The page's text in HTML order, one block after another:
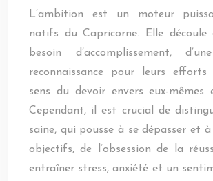
L’ambition est un moteur
natifs du Capricorne. Elle découle
besoin d’accomplissement,
reconnaissance pour leurs
sens du devoir envers eux-mêmes
Cependant, il est crucial de
saine, qui pousse à se dépasser et
objectifs, de l’obsession de la
entraîner stress, anxiété et un